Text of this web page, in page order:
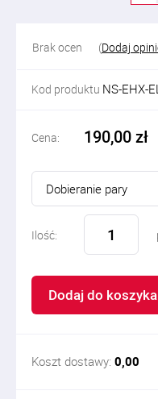
Brak ocen (Dodaj
Kod produktu NS-EHX-
Cena: 190,00 zł
Dobieranie pary
Ilość:
Dodaj do koszyka
Koszt dostawy: 0,00